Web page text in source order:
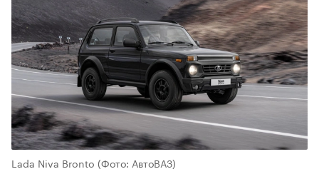
Lada Niva Bronto (Фото: АвтоВАЗ)